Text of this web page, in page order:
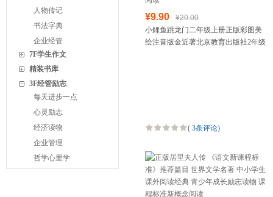
人物传记
书法字典
企业经管
7F学生作文
精装书库
3F经管励志
每天进步一点
心灵励志
经济读物
企业管理
哲学心里学
¥9.90
¥20.00
小鲤鱼跳龙门二年级上册正版彩图美
绘注音版金近著北京教育出版社2年级
( 3条评论)